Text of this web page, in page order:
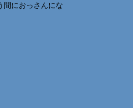
間におっさんにな